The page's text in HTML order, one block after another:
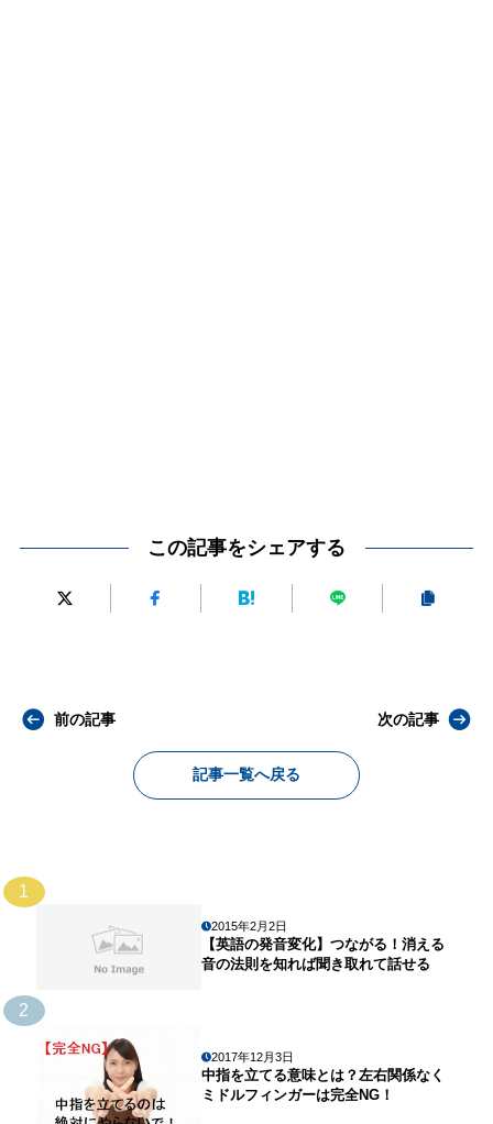
この記事をシェアする
前の記事
記事一覧へ戻る
次の記事
1
2015年2月2日
【英語の発音変化】つながる！消える
音の法則を知れば聞き取れて話せる
2
2017年12月3日
中指を立てる意味とは？左右関係なく
ミドルフィンガーは完全NG！